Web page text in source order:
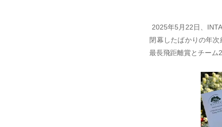
2025年5月22日、
閉幕したばかりの年
最長飛距離賞とチーム